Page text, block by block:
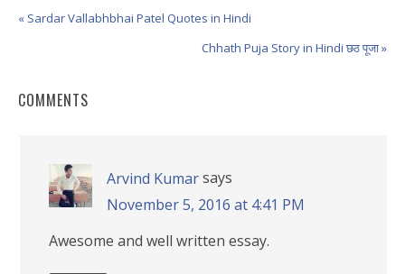
« Sardar Vallabhbhai Patel Quotes in Hindi
Chhath Puja Story in Hindi छठ पूजा »
COMMENTS
Arvind Kumarsays
November 5, 2016 at 4:41 PM
Awesome and well written essay.